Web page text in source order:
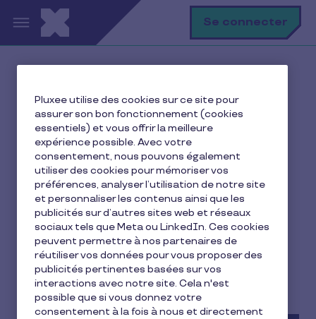
Aller au contenu principal Se connecter
Je me restaure
Titres restaurant : quels plafonds et exonérations en
2026 ?
Titres restaurant : quels
plafonds et exonérations
en 2026 ?
1 min de lecture 3 janvier 2026
Pluxee utilise des cookies sur ce site pour
assurer son bon fonctionnement (cookies
essentiels) et vous offrir la meilleure
expérience possible. Avec votre
consentement, nous pouvons également
utiliser des cookies pour mémoriser vos
préférences, analyser l’utilisation de notre site
et personnaliser les contenus ainsi que les
publicités sur d’autres sites web et réseaux
sociaux tels que Meta ou LinkedIn. Ces cookies
peuvent permettre à nos partenaires de
réutiliser vos données pour vous proposer des
publicités pertinentes basées sur vos
interactions avec notre site. Cela n'est
possible que si vous donnez votre
consentement à la fois à nous et directement